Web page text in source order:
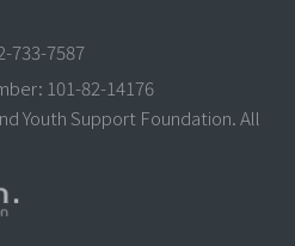
733-7587
101-82-14176
Youth Support Foundation. All